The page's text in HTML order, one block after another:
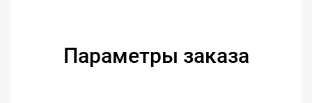
Корпус: полибутилентерефталат
Параметры заказа